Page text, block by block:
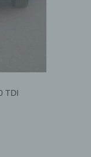
TDI